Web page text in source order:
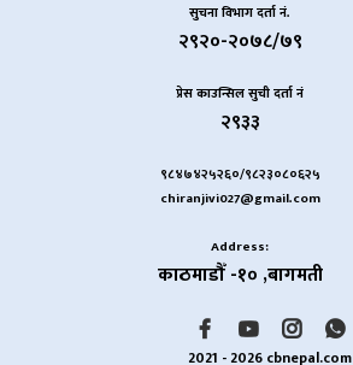
सुचना विभाग दर्ता नं.
२९२०-२०७८/७९
प्रेस काउन्सिल सुची दर्ता नं
२९३३
९८४७४२५२६०/९८२३०८०६२५
chiranjivi027@gmail.com
Address:
काठमाडौँ -१० ,बागमती
2021 - 2026 cbnepal.com